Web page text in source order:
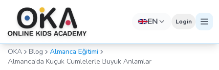
EN Login
OKA Blog
Almanca Eğitimi
Almanca’da Küçük Cümlelerle Büyük Anlamlar